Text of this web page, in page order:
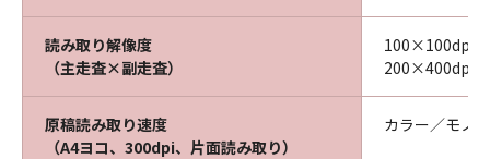
読み取り解像度
（主走査×副走査）
100×100dpi
200×400dpi
原稿読み取り速度
（A4ヨコ、300dpi、片面読み取り）
カラー／モノ